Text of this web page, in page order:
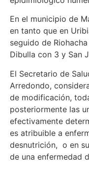
En el municipio de
en tanto que en
seguido de
Dibulla con 3 y San
El Secretario de
Arredondo,
de modificación,
posteriormente las
efectivamente
es atribuible a
desnutrición, o en
de una enfermedad